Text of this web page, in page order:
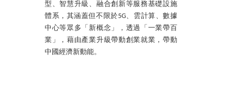
型、智慧升級、融合創新等服務基礎設施
體系，其涵蓋但不限於5G、雲計算、數據
中心等眾多「新概念」，透過「一業帶百
業」，藉由產業升級帶動創業就業，帶動
中國經濟新動能。